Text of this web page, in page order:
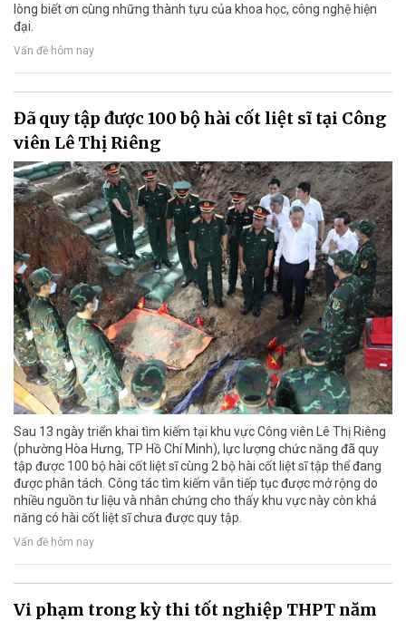
lòng biết ơn cùng những thành tựu của khoa học, công nghệ hiện
đại.
Vấn đề hôm nay
Đã quy tập được 100 bộ hài cốt liệt sĩ tại Công
viên Lê Thị Riêng
Sau 13 ngày triển khai tìm kiếm tại khu vực Công viên Lê Thị Riêng
(phường Hòa Hưng, TP Hồ Chí Minh), lực lượng chức năng đã quy
tập được 100 bộ hài cốt liệt sĩ cùng 2 bộ hài cốt liệt sĩ tập thể đang
được phân tách. Công tác tìm kiếm vẫn tiếp tục được mở rộng do
nhiều nguồn tư liệu và nhân chứng cho thấy khu vực này còn khả
năng có hài cốt liệt sĩ chưa được quy tập.
Vấn đề hôm nay
Vi phạm trong kỳ thi tốt nghiệp THPT năm